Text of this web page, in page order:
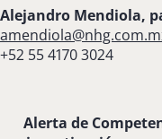
Alejandro Mendiola,
+52 55 4170 3024
Alerta de